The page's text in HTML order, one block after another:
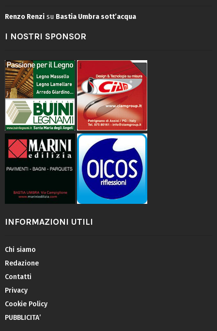
Renzo Renzi su Bastia Umbra sott’acqua
I NOSTRI SPONSOR
INFORMAZIONI UTILI
Chi siamo
Redazione
Contatti
Privacy
Cookie Policy
PUBBLICITA’